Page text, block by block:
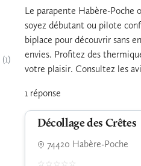
(1)
Le parapente Habère-Poche
soyez débutant ou pilote
biplace pour découvrir sans
envies. Profitez des
votre plaisir. Consultez les
1 réponse
Décollage des Crêtes
74420 Habère-Poche